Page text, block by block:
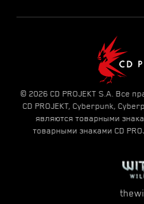
© 2026 CD PROJEKT S.A. Все
CD PROJEKT, Cyberpunk,
являются товарными
товарными знаками CD